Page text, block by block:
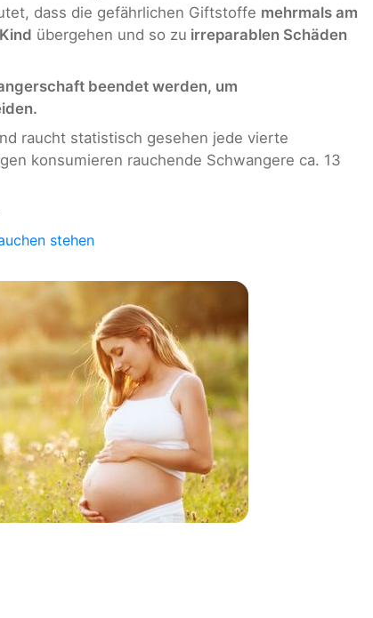
dass die gefährlichen Giftstoffe mehrmals am
übergehen und so zu irreparablen Schäden
beendet werden, um
raucht statistisch gesehen jede vierte
konsumieren rauchende Schwangere ca. 13
stehen